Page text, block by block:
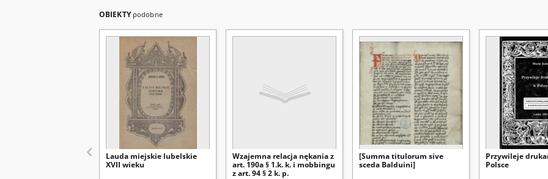
OBIEKTY podobne
Lauda miejskie lubelskie
XVII wieku
Wzajemna relacja nękania z
art. 190a § 1.k. k. i mobbingu
z art. 94 § 2 k. p.
[Summa titulorum sive
sceda Balduini]
Przywileje
Polsce